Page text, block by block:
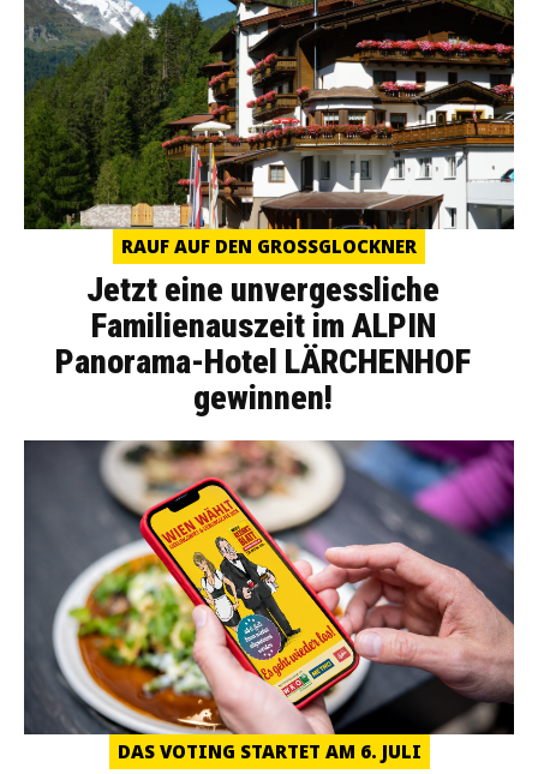
RAUF AUF DEN GROSSGLOCKNER
Jetzt eine unvergessliche
Familienauszeit im ALPIN
Panorama-Hotel LÄRCHENHOF
gewinnen!
DAS VOTING STARTET AM 6. JULI